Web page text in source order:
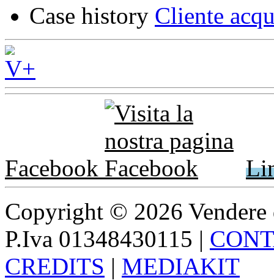
Case history Cliente
Facebook
Copyright © 2026
P.Iva 01348430115 |
CREDITS | MEDIAKIT